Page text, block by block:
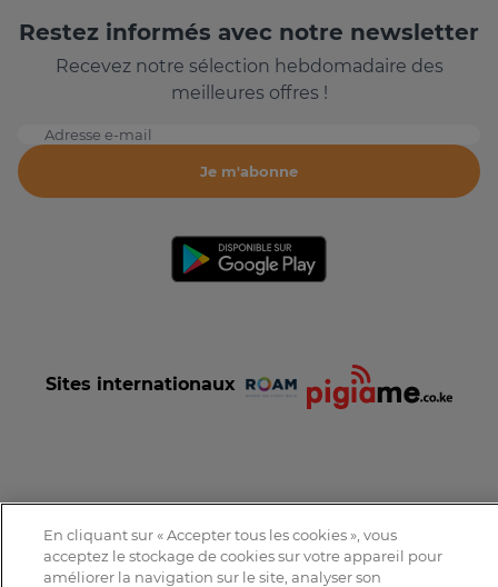
Restez informés avec notre newsletter
Recevez notre sélection hebdomadaire des
meilleures offres !
Adresse e-mail
Je m'abonne
Sites internationaux
Tous droits réservés © 2016-2026 Expat-Dakar
En cliquant sur « Accepter tous les cookies », vous
acceptez le stockage de cookies sur votre appareil pour
améliorer la navigation sur le site, analyser son